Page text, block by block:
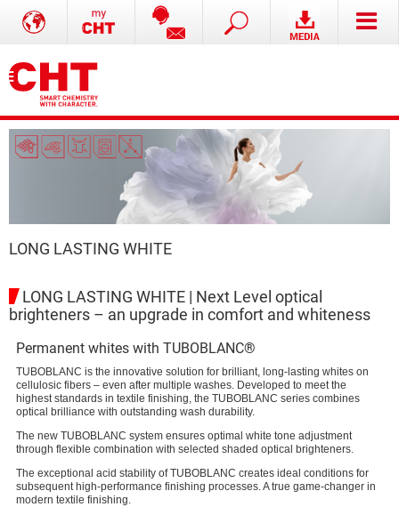
LONG LASTING WHITE
LONG LASTING WHITE | Next Level optical
brighteners – an upgrade in comfort and whiteness
Permanent whites with TUBOBLANC®
TUBOBLANC is the innovative solution for brilliant, long-lasting whites on
cellulosic fibers – even after multiple washes. Developed to meet the
highest standards in textile finishing, the TUBOBLANC series combines
optical brilliance with outstanding wash durability.
The new TUBOBLANC system ensures optimal white tone adjustment
through flexible combination with selected shaded optical brighteners.
The exceptional acid stability of TUBOBLANC creates ideal conditions for
subsequent high-performance finishing processes. A true game-changer in
modern textile finishing.